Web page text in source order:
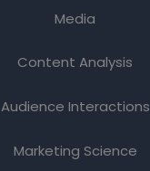
Media
Content Analysis
Audience Interactions
Marketing Science